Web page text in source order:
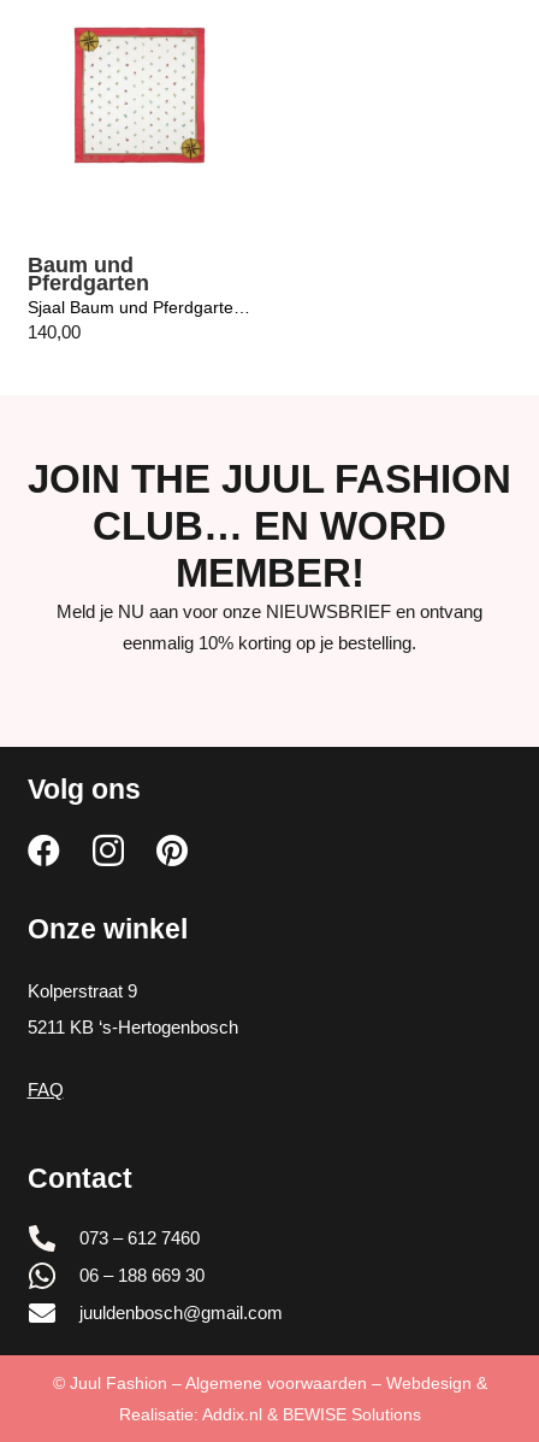
Baum und
Pferdgarten
Sjaal Baum und Pferdgarten / Leah Petite Flower Scarf
140,00
JOIN THE JUUL FASHION
CLUB… EN WORD
MEMBER!
Meld je NU aan voor onze NIEUWSBRIEF en ontvang
eenmalig 10% korting op je bestelling.
Volg ons
Onze winkel
Kolperstraat 9
5211 KB ‘s-Hertogenbosch
FAQ
Contact
073 – 612 7460
06 – 188 669 30
juuldenbosch@gmail.com
© Juul Fashion –Algemene voorwaarden – Webdesign &
Realisatie: Addix.nl & BEWISE Solutions